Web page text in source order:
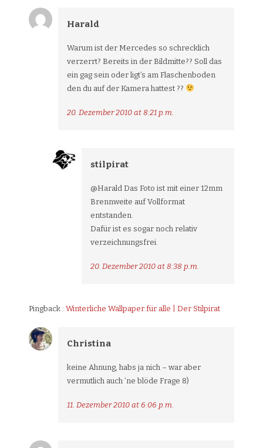
Harald
Warum ist der Mercedes so schrecklich
verzerrt? Bereits in der Bildmitte?? Soll das
ein gag sein oder ligt’s am Flaschenboden
den du auf der Kamera hattest ??
20. Dezember 2010 at 8:21 p.m.
stilpirat
@Harald Das Foto ist mit einer 12mm
Brennweite auf Vollformat
entstanden.
Dafür ist es sogar noch relativ
verzeichnungsfrei.
20. Dezember 2010 at 8:38 p.m.
Pingback : Winterliche Wallpaper für alle | Der Stilpirat
Christina
keine Ahnung, habs ja nich – war aber
vermutlich auch ’ne blöde Frage 8)
11. Dezember 2010 at 6:06 p.m.